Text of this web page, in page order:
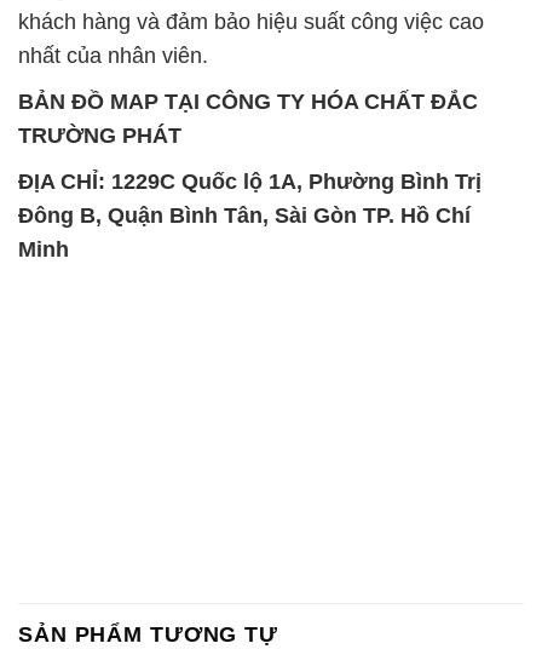
ĐỊA CHỈ: 1229C Quốc lộ 1A, Phường Bình Trị
Đông B, Quận Bình Tân, Sài Gòn TP. Hồ Chí
Minh